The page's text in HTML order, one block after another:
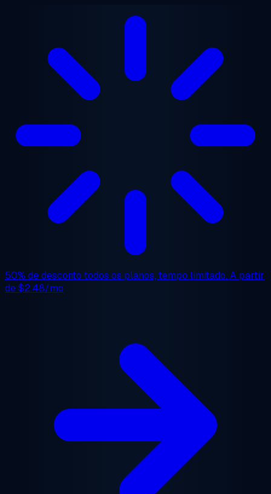
Saltar para o conteúdo principal
50% de desconto todos os planos, tempo limitado. A partir
de$2.48/mo